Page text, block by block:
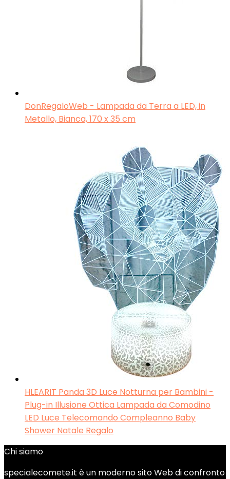
DonRegaloWeb - Lampada da Terra a LED, in
Metallo, Bianca, 170 x 35 cm
HLEARIT Panda 3D Luce Notturna per Bambini -
Plug-in Illusione Ottica Lampada da Comodino
LED Luce Telecomando Compleanno Baby
Shower Natale Regalo
Chi siamo
specialecomete.it è un moderno sito Web di confronto